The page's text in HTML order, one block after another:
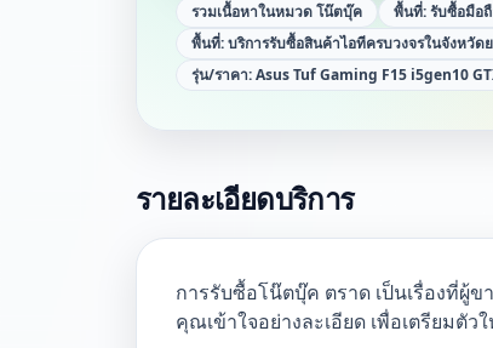
รวมเนื้อหาในหมวดโน๊ตบุ๊ค พื้นที่:รับซื้อมือ
พื้นที่:บริการรับซื้อสินค้าไอทีครบวงจรในจังหวัด
รุ่น/ราคา:Asus Tuf Gaming F15 i5gen10
รายละเอียดบริการ
การรับซื้อโน๊ตบุ๊ค ตราด เป็นเรื่องที่ผู้
คุณเข้าใจอย่างละเอียด เพื่อเตรียม